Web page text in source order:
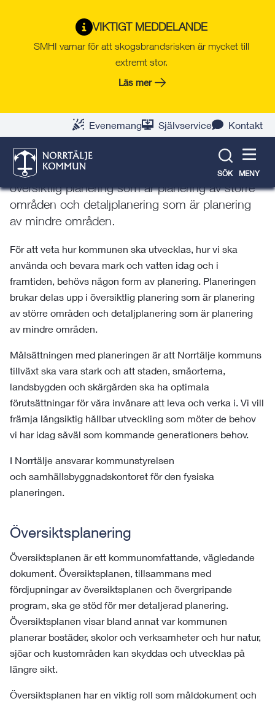
VIKTIGT MEDDELANDE
SMHI varnar för att skogsbrandsrisken är mycket till
extremt stor.
Läs mer
Evenemang Självservice Kontakt
SÖK MENY
Norrtälje växer
Om samhällsplanering
För att veta hur kommunen ska utvecklas, hur vi
ska använda och bevara mark och vatten idag
och i framtiden, behövs någon form av
planering. Planeringen brukar delas upp i
översiktlig planering som är planering av större
områden och detaljplanering som är planering
av mindre områden.
För att veta hur kommunen ska utvecklas, hur vi ska
använda och bevara mark och vatten idag och i
framtiden, behövs någon form av planering. Planeringen
brukar delas upp i översiktlig planering som är planering
av större områden och detaljplanering som är planering
av mindre områden.
Målsättningen med planeringen är att Norrtälje kommuns
tillväxt ska vara stark och att staden, småorterna,
landsbygden och skärgården ska ha optimala
förutsättningar för våra invånare att leva och verka i. Vi vill
främja långsiktig hållbar utveckling som möter de behov
vi har idag såväl som kommande generationers behov.
I Norrtälje ansvarar kommunstyrelsen
och samhällsbyggnadskontoret för den fysiska
planeringen.
Översiktsplanering
Översiktsplanen är ett kommunomfattande, vägledande
dokument. Översiktsplanen, tillsammans med
fördjupningar av översiktsplanen och övergripande
program, ska ge stöd för mer detaljerad planering.
Översiktsplanen visar bland annat var kommunen
planerar bostäder, skolor och verksamheter och hur natur,
sjöar och kustområden kan skyddas och utvecklas på
längre sikt.
Översiktsplanen har en viktig roll som måldokument och